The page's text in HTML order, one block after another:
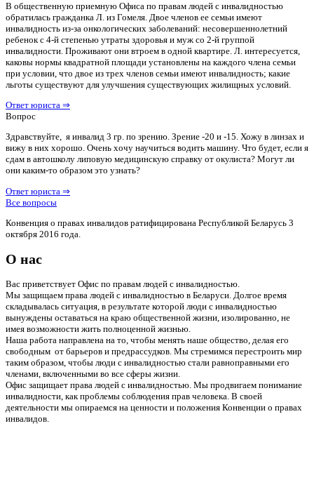
В общественную приемную Офиса по правам людей с инвалидностью
обратилась гражданка Л. из Гомеля. Двое членов ее семьи имеют
инвалидность из-за онкологических заболеваний: несовершеннолетний
ребенок с 4-й степенью утраты здоровья и муж со 2-й группой
инвалидности. Проживают они втроем в одной квартире. Л. интересуется,
каковы нормы квадратной площади установлены на каждого члена семьи
при условии, что двое из трех членов семьи имеют инвалидность; какие
льготы существуют для улучшения существующих жилищных условий.
Ответ юриста ⇒
Вопрос
Здравствуйте, я инвалид 3 гр. по зрению. Зрение -20 и -15. Хожу в линзах и
вижу в них хорошо. Очень хочу научиться водить машину. Что будет, если я
сдам в автошколу липовую медицинскую справку от окулиста? Могут ли
они каким-то образом это узнать?
Ответ юриста ⇒
Все вопросы
Конвенция о правах инвалидов ратифицирована Республикой Беларусь 3
октября 2016 года.
О нас
Вас приветствует Офис по правам людей с инвалидностью.
Мы защищаем права людей с инвалидностью в Беларуси. Долгое время
складывалась ситуация, в результате которой люди с инвалидностью
вынуждены оставаться на краю общественной жизни, изолированно, не
имея возможности жить полноценной жизнью.
Наша работа направлена на то, чтобы менять наше общество, делая его
свободным от барьеров и предрассудков. Мы стремимся перестроить мир
таким образом, чтобы люди с инвалидностью стали равноправными его
членами, включенными во все сферы жизни.
Офис защищает права людей с инвалидностью. Мы продвигаем понимание
инвалидности, как проблемы соблюдения прав человека. В своей
деятельности мы опираемся на ценности и положения Конвенции о правах
инвалидов.